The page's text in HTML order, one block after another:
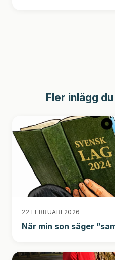
Fler inlägg
22 FEBRUARI 2026
När min son säger